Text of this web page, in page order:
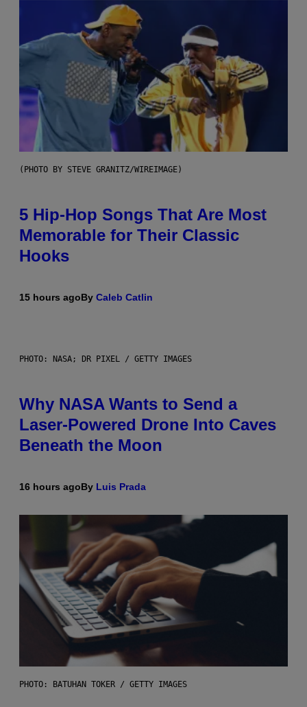
(PHOTO BY STEVE GRANITZ/WIREIMAGE)
5 Hip-Hop Songs That Are Most
Memorable for Their Classic
Hooks
15 hours agoBy Caleb Catlin
PHOTO: NASA; DR PIXEL / GETTY IMAGES
Why NASA Wants to Send a
Laser-Powered Drone Into Caves
Beneath the Moon
16 hours agoBy Luis Prada
PHOTO: BATUHAN TOKER / GETTY IMAGES